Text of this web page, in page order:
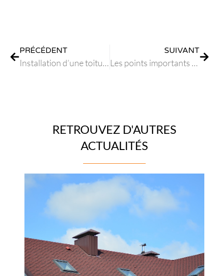
PRÉCÉDENT
Installation d’une toiture-terrasse à Biot
SUIVANT
Les points importants avant de rénover sa toiture à Antibes
RETROUVEZ D'AUTRES
ACTUALITÉS